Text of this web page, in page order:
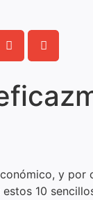
y
10